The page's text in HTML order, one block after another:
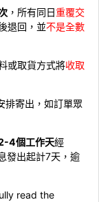
，所有同日重覆交
退回，並不是全數
或取貨方式將收取
排寄出，如訂單眾
4個工作天經
發出起計7天，逾
read the